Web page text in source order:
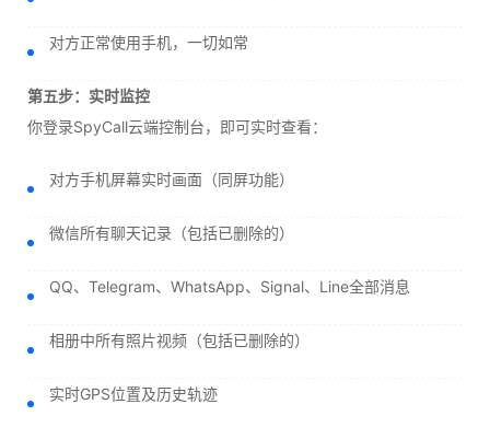
对方正常使用手机，一切如常
第五步：实时监控
你登录SpyCall云端控制台，即可实时查看：
对方手机屏幕实时画面（同屏功能）
微信所有聊天记录（包括已删除的）
QQ、Telegram、WhatsApp、Signal、Line全部消息
相册中所有照片视频（包括已删除的）
实时GPS位置及历史轨迹